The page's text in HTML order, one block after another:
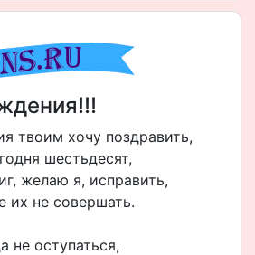
твоим хочу поздравить,
шестьдесят,
желаю я, исправить,
не совершать.
не оступаться,